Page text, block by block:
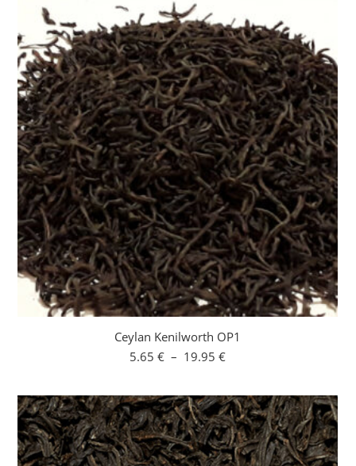
Ceylan Kenilworth OP1
5.65 € – 19.95 €Plage
5.65 €
à
19.95 €